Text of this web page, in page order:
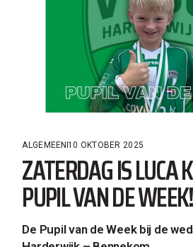
ALGEMEEN 10 OKTOBER 2025
ZATERDAG IS LUCA
PUPIL VAN DE WEEK!
De Pupil van de Week bij de